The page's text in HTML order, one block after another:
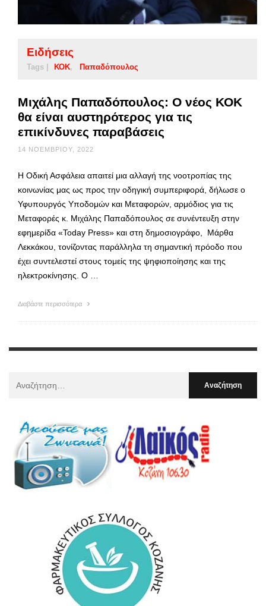
Ειδήσεις
Tags | ΚΟΚ Παπαδόπουλος
Μιχάλης Παπαδόπουλος: Ο νέος ΚΟΚ
θα είναι αυστηρότερος για τις
επικίνδυνες παραβάσεις
14 ΝΟΕΜΒΡΊΟΥ, 2022
Η Οδική Ασφάλεια απαιτεί μια αλλαγή της νοοτροπίας της
κοινωνίας μας ως προς την οδηγική συμπεριφορά, δήλωσε ο
Υφυπουργός Υποδομών και Μεταφορών, αρμόδιος για τις
Μεταφορές κ. Μιχάλης Παπαδόπουλος σε συνέντευξη στην
εφημερίδα «Today Press» και στη δημοσιογράφο, Μάρθα
Λεκκάκου, τονίζοντας παράλληλα τη σημαντική πρόοδο που
έχει συντελεστεί στους τομείς της ψηφιοποίησης και της
ηλεκτροκίνησης. Ο …
Διαβάστε περισσότερα